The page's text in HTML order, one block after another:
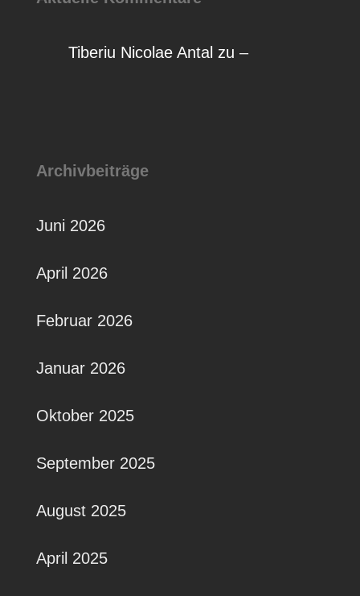
Tiberiu Nicolae Antal zu –
Archivbeiträge
Juni 2026
April 2026
Februar 2026
Januar 2026
Oktober 2025
September 2025
August 2025
April 2025